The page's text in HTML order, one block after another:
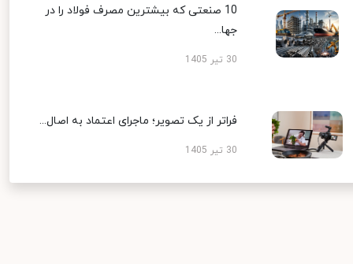
10 صنعتی که بیشترین مصرف فولاد را در
جها...
30 تیر 1405
فراتر از یک تصویر؛ ماجرای اعتماد به اصال...
30 تیر 1405